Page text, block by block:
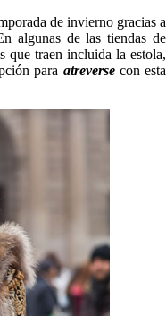
de invierno gracias a
algunas de las tiendas de
que traen incluida la estola,
para atreversecon esta